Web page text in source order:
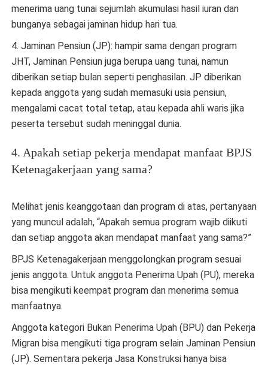
menerima uang tunai sejumlah akumulasi hasil iuran dan
bunganya sebagai jaminan hidup hari tua.
4. Jaminan Pensiun (JP): hampir sama dengan program
JHT, Jaminan Pensiun juga berupa uang tunai, namun
diberikan setiap bulan seperti penghasilan. JP diberikan
kepada anggota yang sudah memasuki usia pensiun,
mengalami cacat total tetap, atau kepada ahli waris jika
peserta tersebut sudah meninggal dunia.
4. Apakah setiap pekerja mendapat manfaat BPJS
Ketenagakerjaan yang sama?
Melihat jenis keanggotaan dan program di atas, pertanyaan
yang muncul adalah, “Apakah semua program wajib diikuti
dan setiap anggota akan mendapat manfaat yang sama?”
BPJS Ketenagakerjaan menggolongkan program sesuai
jenis anggota. Untuk anggota Penerima Upah (PU), mereka
bisa mengikuti keempat program dan menerima semua
manfaatnya.
Anggota kategori Bukan Penerima Upah (BPU) dan Pekerja
Migran bisa mengikuti tiga program selain Jaminan Pensiun
(JP). Sementara pekerja Jasa Konstruksi hanya bisa